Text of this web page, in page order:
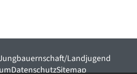
Landjugend